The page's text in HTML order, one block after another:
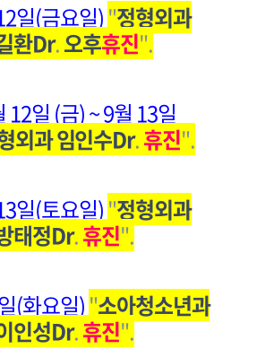
일(금요일)"정형외과
환Dr.오후휴진".
일 (금) ~ 9월 13일
외과 임인수Dr.휴진".
일(토요일)"정형외과
태정Dr.휴진".
(화요일)"소아청소년과
인성Dr.휴진".